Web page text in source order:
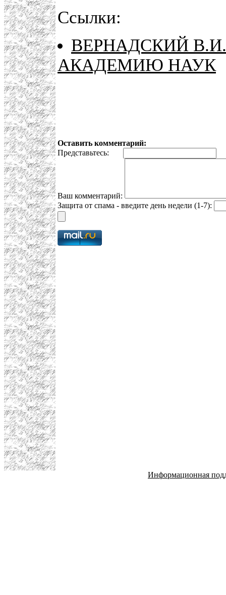
Ссылки:
ВЕРНАДСКИЙ
АКАДЕМИЮ НАУК
Оставить комментарий:
Представьтесь:
Ваш комментарий:
Защита от спама - введите день недели (1-7):
Информационная